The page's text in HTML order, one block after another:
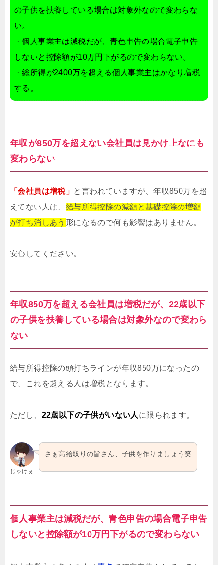
の子供を扶養している場合は対象外なので変わらな
い。
・個人事業主は減税だが、青色申告の場合電子申告
しないと控除額が10万円下がるので変わらない。
・総所得が2400万を超える個人事業主はかなり増税
する。
年収が850万を超えない会社員は見かけ上なにも
変わらない
「会社員は増税」 と言われていますが、年収850万を超
えてない人は、 給与所得控除の減額と基礎控除の増額
が打ち消しあう 形になるので何も影響はありません。
安心してください。
年収850万を超える会社員は増税だが、22歳以下
の子供を扶養している場合は対象外なので変わら
ない
給与所得控除の頭打ちラインが年収850万になったの
で、これを超える人は増税となります。
ただし、 22歳以下の子供がいない人 に限られます。
じゃけぇ
さぁ高給取りの皆さん、子供を作りましょう笑
個人事業主は減税だが、青色申告の場合電子申告
しないと控除額が10万円下がるので変わらない